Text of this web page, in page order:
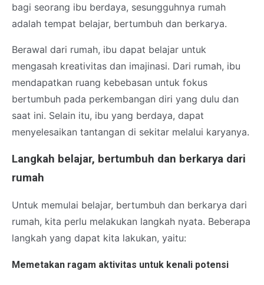
bagi seorang ibu berdaya, sesungguhnya rumah
adalah tempat belajar, bertumbuh dan berkarya.
Berawal dari rumah, ibu dapat belajar untuk
mengasah kreativitas dan imajinasi. Dari rumah, ibu
mendapatkan ruang kebebasan untuk fokus
bertumbuh pada perkembangan diri yang dulu dan
saat ini. Selain itu, ibu yang berdaya, dapat
menyelesaikan tantangan di sekitar melalui karyanya.
Langkah belajar, bertumbuh dan berkarya dari
rumah
Untuk memulai belajar, bertumbuh dan berkarya dari
rumah, kita perlu melakukan langkah nyata. Beberapa
langkah yang dapat kita lakukan, yaitu:
Memetakan ragam aktivitas untuk kenali potensi